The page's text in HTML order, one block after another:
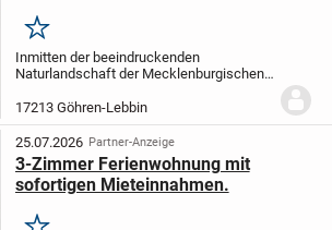
einer touristischen Region!
Merken
Inmitten der beeindruckenden
Naturlandschaft der Mecklenburgischen
Hotelstandort Göhren-Lebbin am
Fleesensee, befindet sich diese
außergewöhnliche Reitanlage...
17213 Göhren-Lebbin
25.07.2026 Partner-Anzeige
3-Zimmer Ferienwohnung mit
sofortigen Mieteinnahmen.